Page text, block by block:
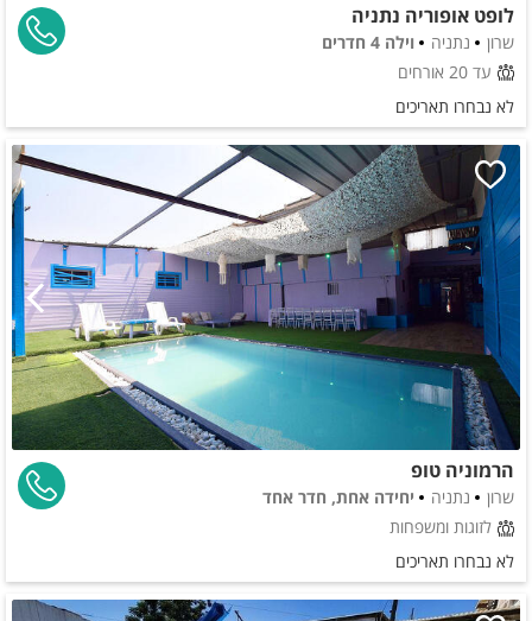
לופט אופוריה נתניה
שרון נתניה
וילה 4 חדרים
עד 20 אורחים
לא נבחרו תאריכים
הרמוניה טופ
שרון נתניה
יחידה אחת, חדר אחד
לזוגות ומשפחות
לא נבחרו תאריכים